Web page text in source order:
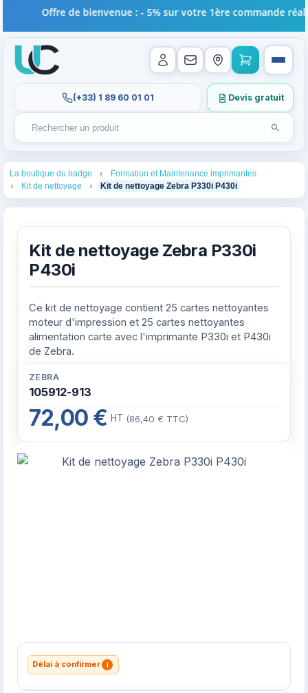
Rechercher un produit
Recherches récentes au focus. Tapez au moins 2
Lancer
(+33) 1 89 60 01 01 Devis gratuit
Offre de bienvenue : - 5% sur votre 1ère commande
La boutique du badge Formation et Maintenance imprimantes
Kit de nettoyage Kit de nettoyage Zebra P330i P430i 4
Kit de nettoyage Zebra P330i
P430i
Ce kit de nettoyage contient 25 cartes nettoyantes
moteur d'impression et 25 cartes nettoyantes
alimentation carte avec l'imprimante P330i et P430i
de Zebra.
ZEBRA
105912-913
72,00 € HT (86,40 € TTC)
Délai à confirmer i